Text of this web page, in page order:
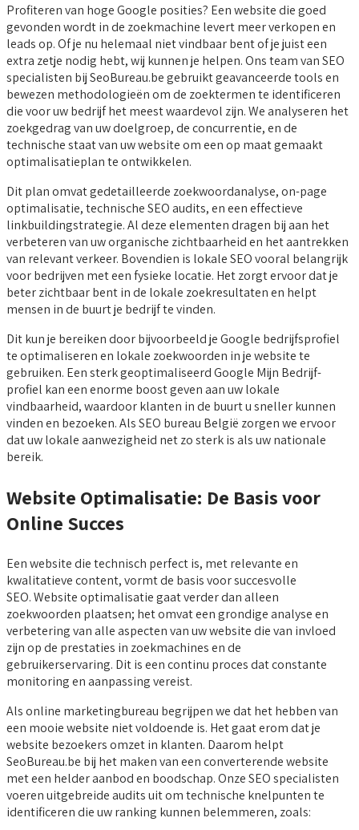
Profiteren van hoge Google posities? Een website die goed
gevonden wordt in de zoekmachine levert meer verkopen en
leads op. Of je nu helemaal niet vindbaar bent of je juist een
extra zetje nodig hebt, wij kunnen je helpen. Ons team van SEO
specialisten bij SeoBureau.be gebruikt geavanceerde tools en
bewezen methodologieën om de zoektermen te identificeren
die voor uw bedrijf het meest waardevol zijn. We analyseren het
zoekgedrag van uw doelgroep, de concurrentie, en de
technische staat van uw website om een op maat gemaakt
optimalisatieplan te ontwikkelen.
Dit plan omvat gedetailleerde zoekwoordanalyse, on-page
optimalisatie, technische SEO audits, en een effectieve
linkbuildingstrategie. Al deze elementen dragen bij aan het
verbeteren van uw organische zichtbaarheid en het aantrekken
van relevant verkeer. Bovendien is lokale SEO vooral belangrijk
voor bedrijven met een fysieke locatie. Het zorgt ervoor dat je
beter zichtbaar bent in de lokale zoekresultaten en helpt
mensen in de buurt je bedrijf te vinden.
Dit kun je bereiken door bijvoorbeeld je Google bedrijfsprofiel
te optimaliseren en lokale zoekwoorden in je website te
gebruiken. Een sterk geoptimaliseerd Google Mijn Bedrijf-
profiel kan een enorme boost geven aan uw lokale
vindbaarheid, waardoor klanten in de buurt u sneller kunnen
vinden en bezoeken. Als SEO bureau België zorgen we ervoor
dat uw lokale aanwezigheid net zo sterk is als uw nationale
bereik.
Website Optimalisatie: De Basis voor
Online Succes
Een website die technisch perfect is, met relevante en
kwalitatieve content, vormt de basis voor succesvolle
SEO. Website optimalisatie gaat verder dan alleen
zoekwoorden plaatsen; het omvat een grondige analyse en
verbetering van alle aspecten van uw website die van invloed
zijn op de prestaties in zoekmachines en de
gebruikerservaring. Dit is een continu proces dat constante
monitoring en aanpassing vereist.
Als online marketingbureau begrijpen we dat het hebben van
een mooie website niet voldoende is. Het gaat erom dat je
website bezoekers omzet in klanten. Daarom helpt
SeoBureau.be bij het maken van een converterende website
met een helder aanbod en boodschap. Onze SEO specialisten
voeren uitgebreide audits uit om technische knelpunten te
identificeren die uw ranking kunnen belemmeren, zoals: